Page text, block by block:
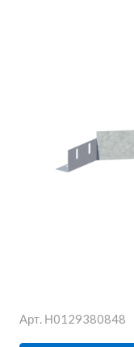
Арт. Н0129380848